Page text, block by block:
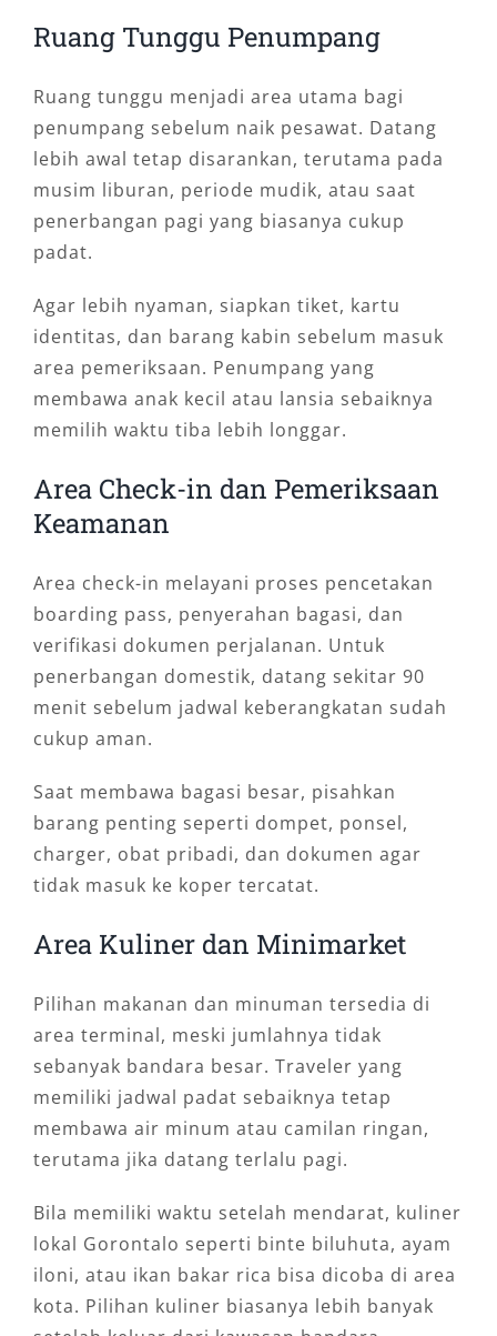
terminal kedatangan.
Pilihan Layanan Sesuai
Kebutuhan Perjalanan
Salsa Wisata menyediakan layanan yang dapat
disesuaikan dengan berbagai kebutuhan
pelanggan. Tidak semua perjalanan dari
bandara hanya berupa drop-off singkat. Ada
juga pelanggan yang langsung melanjutkan
agenda penuh selama satu hari.
Pilihan layanan yang tersedia antara lain:
1. Antar-Jemput Bandara Sekali
Jalan
hanya membutuhkan kendaraan dari Bandara
Djalaluddin menuju hotel, rumah, kantor, atau
lokasi tertentu. Sistemnya praktis dan sesuai
untuk perjalanan singkat.
2. Sewa Mobil Harian dengan Sopir
Pilihan ini ideal jika Anda memiliki beberapa
tujuan dalam satu hari. Sopir akan menunggu
sesuai durasi sewa sehingga perjalanan lebih
3. Rental Mobil untuk Perjalanan
Dinas
Tamu perusahaan, staf proyek, atau pejabat
instansi dapat menggunakan layanan ini untuk
agenda kerja yang membutuhkan kendaraan
representatif dan tepat waktu.
4. Sewa Mobil untuk Wisata
Keluarga
Bagi wisatawan, sewa mobil di Gorontalo
Ruang Tunggu Penumpang
Ruang tunggu menjadi area utama bagi
penumpang sebelum naik pesawat. Datang
lebih awal tetap disarankan, terutama pada
musim liburan, periode mudik, atau saat
penerbangan pagi yang biasanya cukup
padat.
Agar lebih nyaman, siapkan tiket, kartu
identitas, dan barang kabin sebelum masuk
area pemeriksaan. Penumpang yang
membawa anak kecil atau lansia sebaiknya
memilih waktu tiba lebih longgar.
Area Check-in dan Pemeriksaan
Keamanan
Area check-in melayani proses pencetakan
boarding pass, penyerahan bagasi, dan
verifikasi dokumen perjalanan. Untuk
penerbangan domestik, datang sekitar 90
menit sebelum jadwal keberangkatan sudah
cukup aman.
Saat membawa bagasi besar, pisahkan
barang penting seperti dompet, ponsel,
charger, obat pribadi, dan dokumen agar
tidak masuk ke koper tercatat.
Area Kuliner dan Minimarket
Pilihan makanan dan minuman tersedia di
area terminal, meski jumlahnya tidak
sebanyak bandara besar. Traveler yang
memiliki jadwal padat sebaiknya tetap
membawa air minum atau camilan ringan,
terutama jika datang terlalu pagi.
Bila memiliki waktu setelah mendarat, kuliner
lokal Gorontalo seperti binte biluhuta, ayam
iloni, atau ikan bakar rica bisa dicoba di area
kota. Pilihan kuliner biasanya lebih banyak